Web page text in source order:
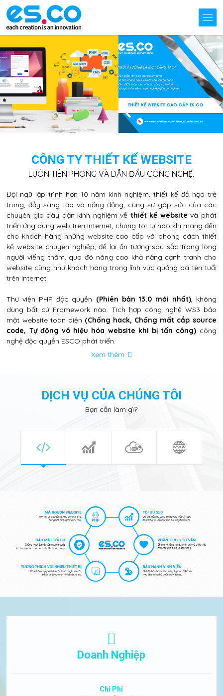
CÔNG TY THIẾT KẾ WEBSITE
LUÔN TIÊN PHONG VÀ DẪN ĐẦU CÔNG NGHỆ.
Đội ngũ lập trình hơn 10 năm kinh nghiệm, thiết kế đồ họa trẻ
trung, đầy sáng tạo và năng động, cùng sự góp sức của các
chuyên gia dày dặn kinh nghiệm về thiết kế website và phát
triển ứng dụng web trên Internet, chúng tôi tự hào khi mang đến
cho khách hàng những website cao cấp với phong cách thiết
kế website chuyên nghiệp, để lại ấn tượng sâu sắc trong lòng
người viếng thăm, qua đó nâng cao khả năng cạnh tranh cho
website cũng như khách hàng trong lĩnh vực quảng bá tên tuổi
trên Internet.
Thư viện PHP độc quyền (Phiên bản 13.0 mới nhất), không
dùng bất cứ Framework nào. Tích hợp công nghệ WS3 bảo
mật website toàn diện (Chống hack, Chống mất cắp source
code, Tự động vô hiệu hóa website khi bị tấn công) công
nghệ độc quyền ESCO phát triển.
Xem thêm
DỊCH VỤ CỦA CHÚNG TÔI
Bạn cần làm gì?
Doanh Nghiệp
Chi Phí